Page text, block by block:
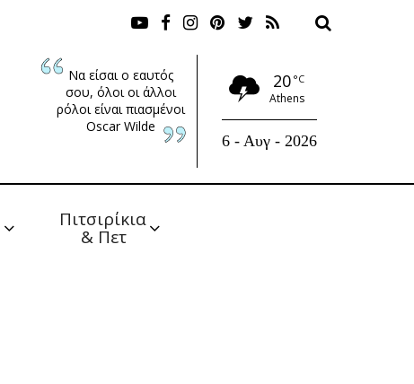
Να είσαι ο εαυτός
σου, όλοι οι άλλοι
ρόλοι είναι πιασμένοι
Oscar Wilde
20 °C
Athens
6 - Αυγ - 2026
Πιτσιρίκια
& Πετ